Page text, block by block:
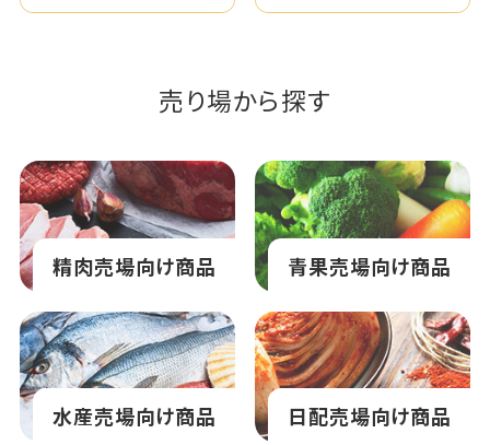
売り場から探す
精肉売場向け商品 青果売場向け商品
水産売場向け商品 日配売場向け商品